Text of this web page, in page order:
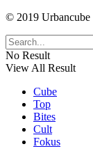
© 2019 Urbancube
No Result
View All Result
Cube
Top
Bites
Cult
Fokus